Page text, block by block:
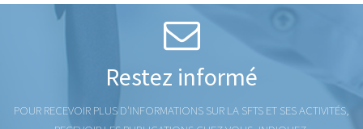
Restez informé
POUR RECEVOIR PLUS D'INFORMATIONS SUR LA SFTS ET SES ACTIVITÉS,